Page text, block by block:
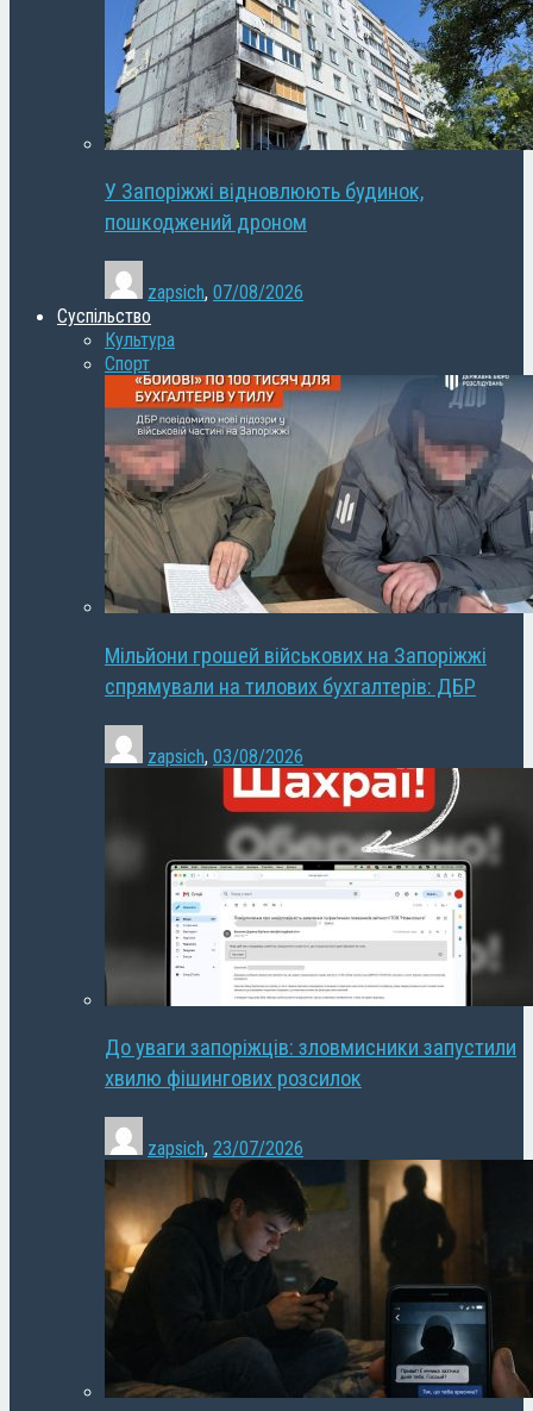
У Запоріжжі відновлюють будинок,
пошкоджений дроном
zapsich, 07/08/2026
Суспільство
Культура
Спорт
Мільйони грошей військових на Запоріжжі
спрямували на тилових бухгалтерів: ДБР
zapsich, 03/08/2026
До уваги запоріжців: зловмисники запустили
хвилю фішингових розсилок
zapsich, 23/07/2026